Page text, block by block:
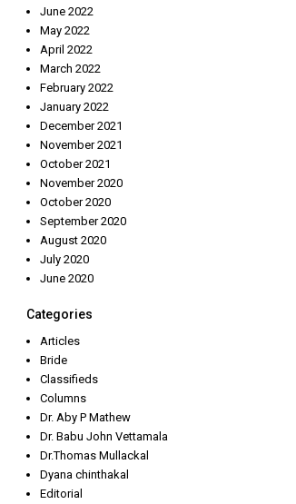
June 2022
May 2022
April 2022
March 2022
February 2022
January 2022
December 2021
November 2021
October 2021
November 2020
October 2020
September 2020
August 2020
July 2020
June 2020
Categories
Articles
Bride
Classifieds
Columns
Dr. Aby P Mathew
Dr. Babu John Vettamala
Dr.Thomas Mullackal
Dyana chinthakal
Editorial